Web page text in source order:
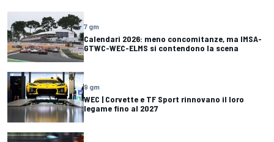
7 gm
Calendari 2026: meno concomitanze, ma IMSA-
GTWC-WEC-ELMS si contendono la scena
9 gm
WEC | Corvette e TF Sport rinnovano il loro
legame fino al 2027